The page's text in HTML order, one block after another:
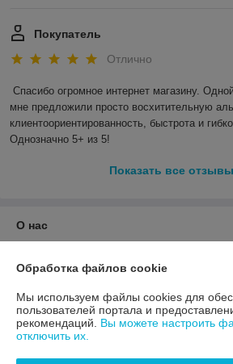
Покупатель
Отлично
Спасибо огромное интернет магазину.
мне предложили просто восхитительную
клиентоориентированность, быстрота и
Однозначно 5+ из 5!
Показать все отзывы
О нас
Контакты
Доставка и оплата
График работы
Обработка файлов cookie
Мы используем файлы cookies для
пользователей портала и
рекомендаций. Вы можете настроить
отключить их.